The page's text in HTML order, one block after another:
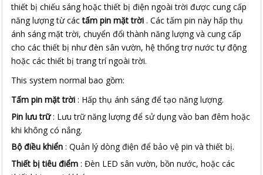
thiết bị chiếu sáng hoặc thiết bị điện ngoài trời được cung cấp
năng lượng từ các tấm pin mặt trời . Các tấm pin này hấp thụ
ánh sáng mặt trời, chuyển đổi thành năng lượng và cung cấp
cho các thiết bị như đèn sân vườn, hệ thống trợ nước tự động
hoặc các thiết bị trang trí ngoài trời.
This system normal bao gồm:
Tấm pin mặt trời : Hấp thụ ánh sáng để tạo năng lượng.
Pin lưu trữ: Lưu trữ năng lượng để sử dụng vào ban đêm hoặc
khi không có nắng.
Bộ điều khiển : Quản lý dòng điện để bảo vệ pin và thiết bị.
Thiết bị tiêu điểm : Đèn LED sân vườn, bồn nước, hoặc các